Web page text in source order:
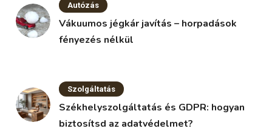
Autózás
Vákuumos jégkár javítás – horpadások
fényezés nélkül
Szolgáltatás
Székhelyszolgáltatás és GDPR: hogyan
biztosítsd az adatvédelmet?